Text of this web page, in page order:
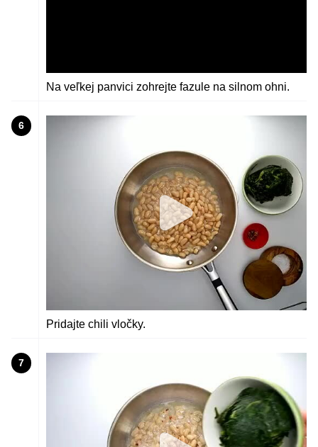
Na veľkej panvici zohrejte fazule na silnom ohni.
6
Pridajte chili vločky.
7